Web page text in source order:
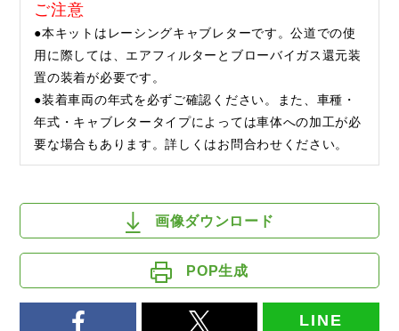
ご注意
●本キットはレーシングキャブレターです。公道での使
用に際しては、エアフィルターとブローバイガス還元装
置の装着が必要です。
●装着車両の年式を必ずご確認ください。また、車種・
年式・キャブレタータイプによっては車体への加工が必
要な場合もあります。詳しくはお問合わせください。
画像ダウンロード
POP生成
LINE